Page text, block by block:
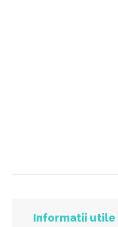
Informatii utile